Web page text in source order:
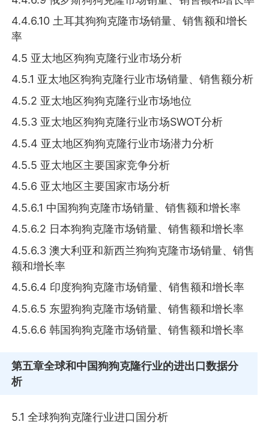
4.4.6.10 土耳其狗狗克隆市场销量、销售额和增长
率
4.5 亚太地区狗狗克隆行业市场分析
4.5.1 亚太地区狗狗克隆行业市场销量、销售额分析
4.5.2 亚太地区狗狗克隆行业市场地位
4.5.3 亚太地区狗狗克隆行业市场SWOT分析
4.5.4 亚太地区狗狗克隆行业市场潜力分析
4.5.5 亚太地区主要国家竞争分析
4.5.6 亚太地区主要国家市场分析
4.5.6.1 中国狗狗克隆市场销量、销售额和增长率
4.5.6.2 日本狗狗克隆市场销量、销售额和增长率
4.5.6.3 澳大利亚和新西兰狗狗克隆市场销量、销售
额和增长率
4.5.6.4 印度狗狗克隆市场销量、销售额和增长率
4.5.6.5 东盟狗狗克隆市场销量、销售额和增长率
4.5.6.6 韩国狗狗克隆市场销量、销售额和增长率
第五章全球和中国狗狗克隆行业的进出口数据分
析
5.1 全球狗狗克隆行业进口国分析